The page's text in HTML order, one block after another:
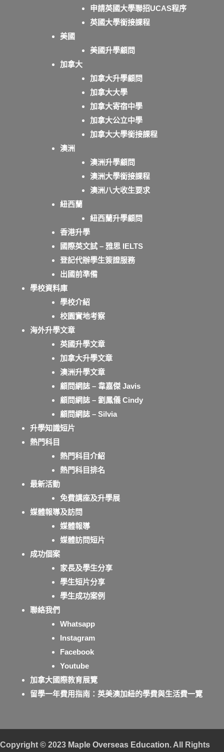
申請英國大學聯招UCAS程序
英國大學銜接課程
美國
美國升學顧問
加拿大
加拿大升學顧問
加拿大大學
加拿大寄宿中學
加拿大公立中學
加拿大大學銜接課程
澳洲
澳洲升學顧問
澳洲大學銜接課程
澳洲八大收生要求
紐西蘭
紐西蘭升學顧問
香港升學
國際英文試 – 雅思 IELTS
登記代辦學生簽證服務
出國前準備
學校資料庫
學校介紹
校園實地考察
海外升學文章
英國升學文章
加拿大升學文章
澳洲升學文章
顧問網誌 – 韋嘉傑 Javis
顧問網誌 – 劉鳳儀 Cindy
顧問網誌 – Silvia
升學知識短片
熱門科目
熱門科目介紹
熱門科目排名
最新活動
免費講座及升學展
媒體報導及訪問
媒體報導
媒體訪問短片
成功個案
家長及學生分享
學生短片分享
學生成功案例
聯絡我們
Whatsapp
Instagram
Facebook
Youtube
加拿大國際教育展覽
留學一年費用指南：英美澳加紐的學費與生活費一覽
Copyright © 2023 Maple Overseas Education. All Rights